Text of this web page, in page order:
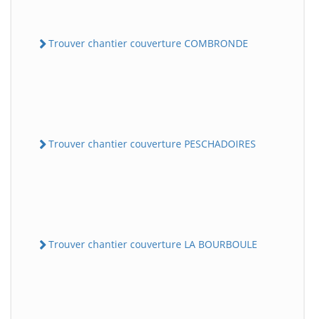
Trouver chantier couverture COMBRONDE
Trouver chantier couverture PESCHADOIRES
Trouver chantier couverture LA BOURBOULE